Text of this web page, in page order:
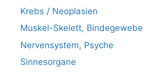
Krebs / Neoplasien
Muskel-Skelett, Bindegewebe
Nervensystem, Psyche
Sinnesorgane